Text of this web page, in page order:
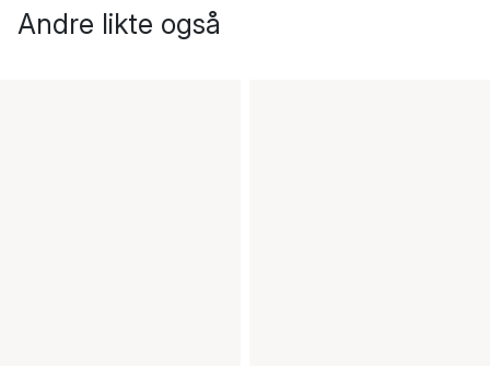
Andre likte også